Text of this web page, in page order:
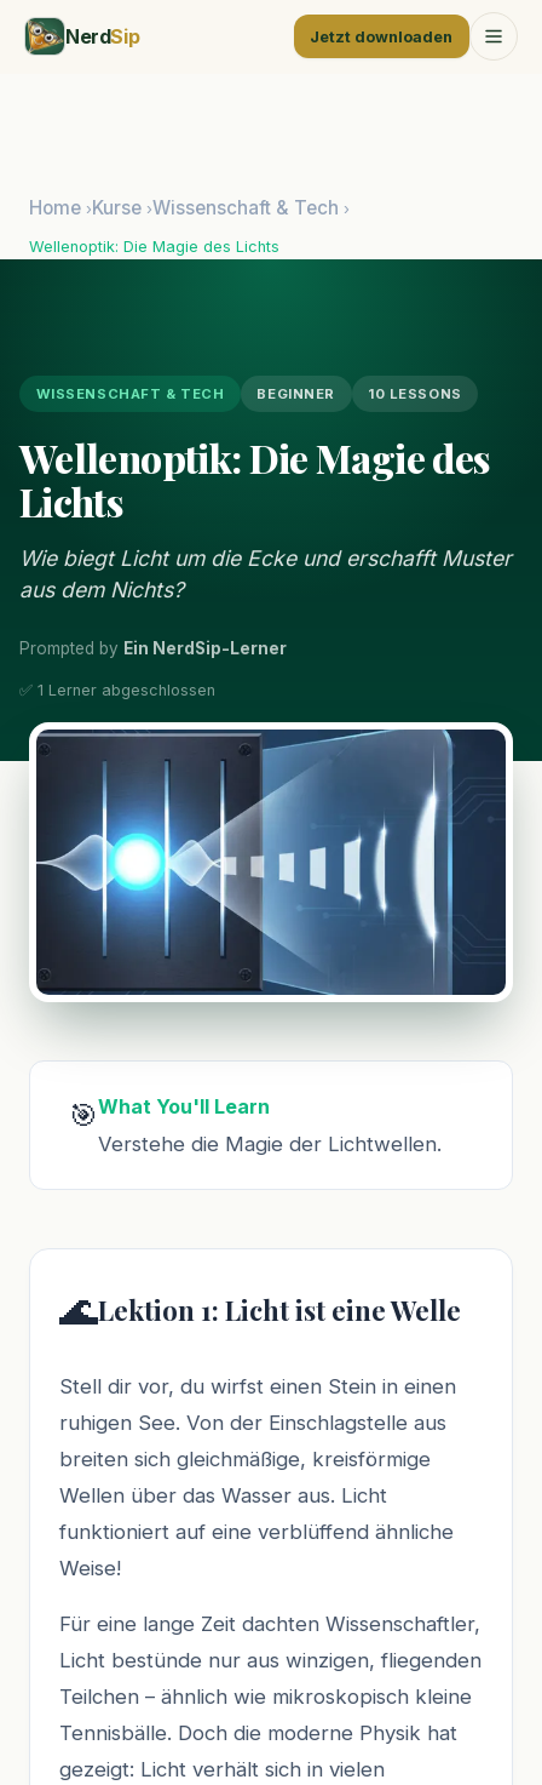
NerdSip Jetzt downloaden
Home ›Kurse ›Wissenschaft & Tech ›
Wellenoptik: Die Magie des Lichts
WISSENSCHAFT & TECH BEGINNER 10 LESSONS
Wellenoptik: Die Magie des
Lichts
Wie biegt Licht um die Ecke und erschafft Muster
aus dem Nichts?
Prompted by Ein NerdSip-Lerner
✅ 1 Lerner abgeschlossen
🎯What You'll Learn
Verstehe die Magie der Lichtwellen.
🌊Lektion 1: Licht ist eine Welle
Stell dir vor, du wirfst einen Stein in einen
ruhigen See. Von der Einschlagstelle aus
breiten sich gleichmäßige, kreisförmige
Wellen über das Wasser aus. Licht
funktioniert auf eine verblüffend ähnliche
Weise!
Für eine lange Zeit dachten Wissenschaftler,
Licht bestünde nur aus winzigen, fliegenden
Teilchen – ähnlich wie mikroskopisch kleine
Tennisbälle. Doch die moderne Physik hat
gezeigt: Licht verhält sich in vielen